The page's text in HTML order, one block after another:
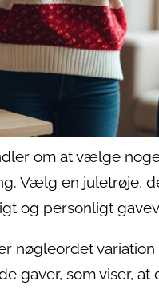
om at vælge
Vælg en juletrøje,
og personligt
nøgleordet
gaver, som viser,